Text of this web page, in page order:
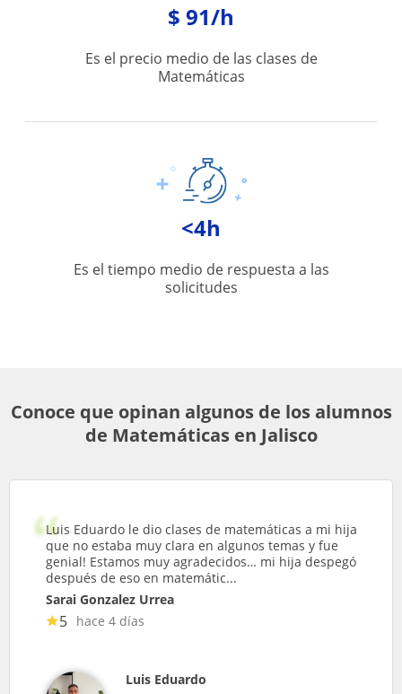
$ 91/h
Es el precio medio de las clases de
Matemáticas
<4h
Es el tiempo medio de respuesta a las
solicitudes
Conoce que opinan algunos de los alumnos
de Matemáticas en Jalisco
Luis Eduardo le dio clases de matemáticas a mi hija
que no estaba muy clara en algunos temas y fue
genial! Estamos muy agradecidos… mi hija despegó
después de eso en matemátic...
Sarai Gonzalez Urrea
5 hace 4 días
Luis Eduardo